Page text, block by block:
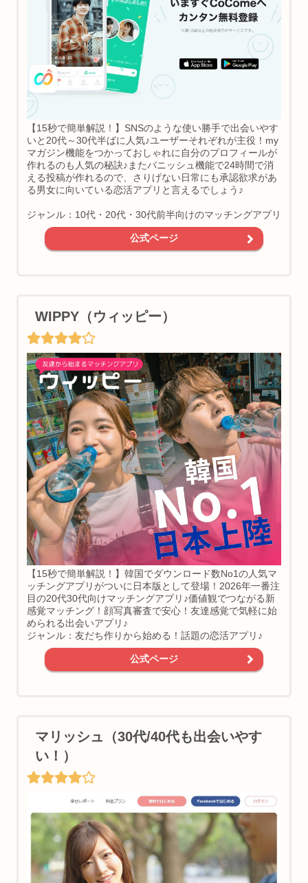
【15秒で簡単解説！】SNSのような使い勝手で出会いやす
いと20代～30代半ばに人気♪ユーザーそれぞれが主役！my
マガジン機能をつかっておしゃれに自分のプロフィールが
作れるのも人気の秘訣♪またバニッシュ機能で24時間で消
える投稿が作れるので、さりげない日常にも承認欲求があ
る男女に向いている恋活アプリと言えるでしょう♪
ジャンル：10代・20代・30代前半向けのマッチングアプリ
公式ページ
WIPPY（ウィッピー）
【15秒で簡単解説！】韓国でダウンロード数No1の人気マ
ッチングアプリがついに日本版として登場！2026年一番注
目の20代30代向けマッチングアプリ♪価値観でつながる新
感覚マッチング！顔写真審査で安心！友達感覚で気軽に始
められる出会いアプリ♪
ジャンル：友だち作りから始める！話題の恋活アプリ♪
公式ページ
マリッシュ（30代/40代も出会いやす
い！）